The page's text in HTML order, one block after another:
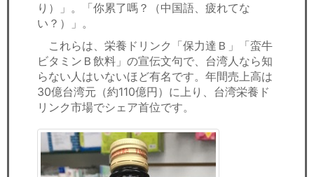
労務顧問
ＩＴ
飲食店情報
り）」。「你累了嗎？（中国語、疲れてな
い？）」。
これらは、栄養ドリンク「保力達Ｂ」「蛮牛
ビタミンＢ飲料」の宣伝文句で、台湾人なら知
らない人はいないほど有名です。年間売上高は
30億台湾元（約110億円）に上り、台湾栄養ド
リンク市場でシェア首位です。